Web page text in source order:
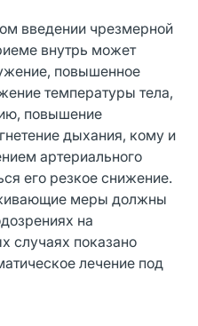
введении чрезмерной
внутрь может
повышенное
температуры тела,
повышение
дыхания, кому и
артериального
его резкое снижение.
меры должны
на
случаях показано
лечение под